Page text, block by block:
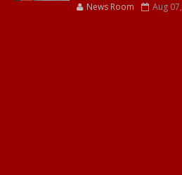
News Room Aug